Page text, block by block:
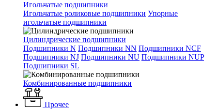
Игольчатые подшипники
Игольчатые роликовые подшипники Упорные
игольчатые подшипники
Цилиндрические подшипники
Подшипники N Подшипники NN Подшипники NCF
Подшипники NJ Подшипники NU Подшипники NUP
Подшипники SL
Комбинированные подшипники
Прочее